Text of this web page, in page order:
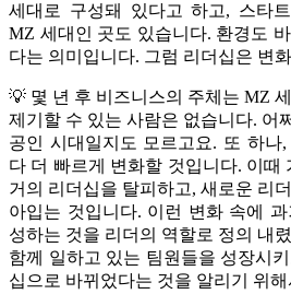
세대로 구성돼 있다고 하고, 스타트
MZ 세대인 곳도 있습니다. 환경도
다는 의미입니다. 그럼 리더십은 변
💡 몇 년 후 비즈니스의 주체는 MZ
제기할 수 있는 사람은 없습니다. 어
공인 시대일지도 모르고요. 또 하나
다 더 빠르게 변화할 것입니다. 이때
거의 리더십을 탈피하고, 새로운 리
아입는 것입니다. 이런 변화 속에
성하는 것을 리더의 역할로 정의 내
함께 일하고 있는 팀원들을 성장시
십으로 바뀌었다는 것을 알리기 위